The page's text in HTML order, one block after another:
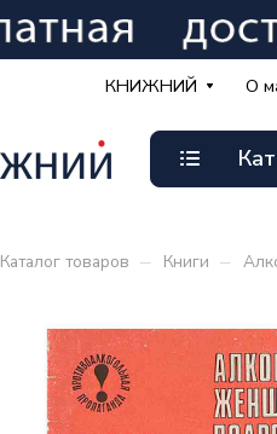
КНИЖНИЙ О
Каталог товаров – Книги –